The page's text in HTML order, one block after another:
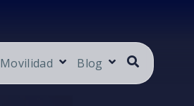
Movilidad Blog